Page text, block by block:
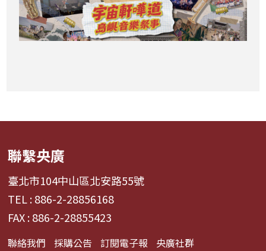
聯繫央廣
臺北市104中山區北安路55號
TEL : 886-2-28856168
FAX : 886-2-28855423
聯絡我們 採購公告 訂閱電子報 央廣社群